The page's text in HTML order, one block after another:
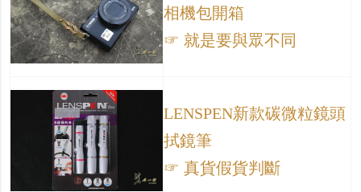
相機包開箱
☞ 就是要與眾不同
LENSPEN新款碳微粒鏡頭
拭鏡筆
☞ 真貨假貨判斷